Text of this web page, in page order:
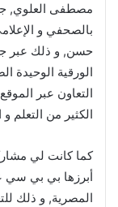
مصطفى العلوي,
بالصحفي و
حسن, و ذلك عبر
الورقية الوحيدة
التعاون عبر
الكثير من التعلم و
كما كانت لي
أبرزها بي بي سي
المصرية, و ذلك